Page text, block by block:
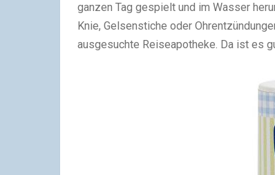
ganzen Tag gespielt und im Wasser
Knie, Gelsenstiche oder
ausgesuchte Reiseapotheke. Da ist es